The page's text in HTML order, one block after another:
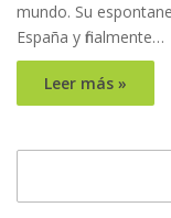
mundo. Su
España y finalmente…
Leer más »